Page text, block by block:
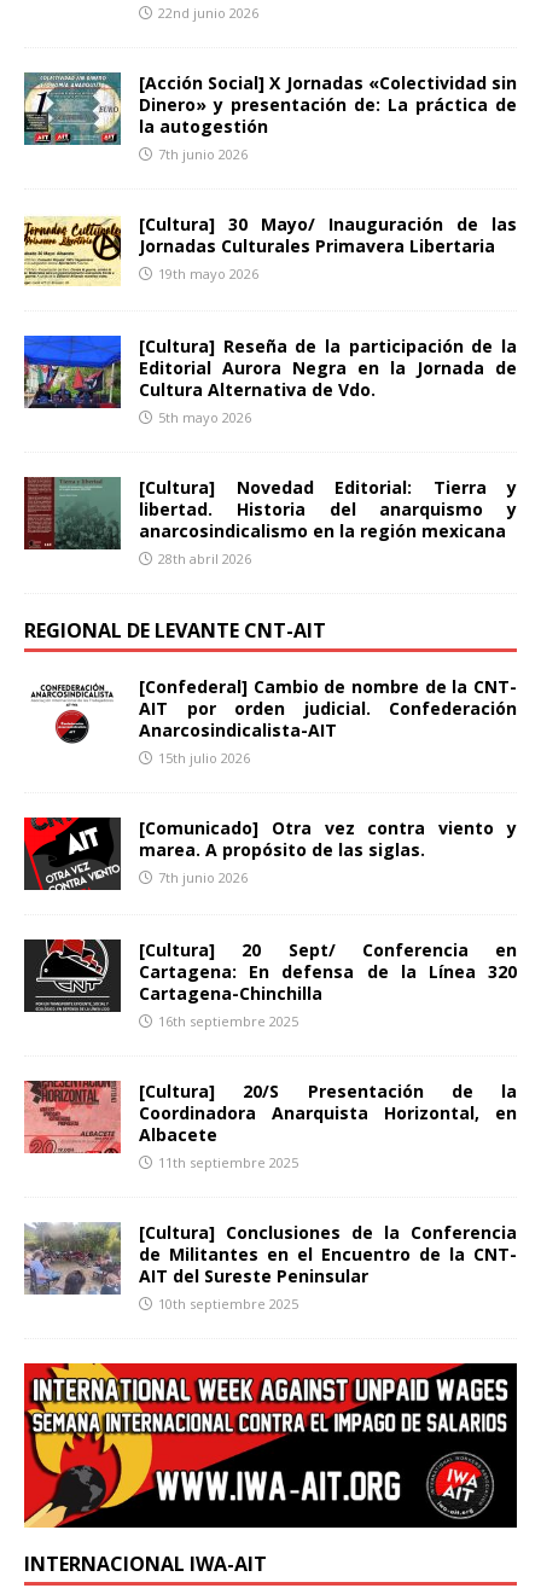
22nd junio 2026
[Acción Social] X Jornadas «Colectividad sin
Dinero» y presentación de: La práctica de
la autogestión
7th junio 2026
[Cultura] 30 Mayo/ Inauguración de las
Jornadas Culturales Primavera Libertaria
19th mayo 2026
[Cultura] Reseña de la participación de la
Editorial Aurora Negra en la Jornada de
Cultura Alternativa de Vdo.
5th mayo 2026
[Cultura] Novedad Editorial: Tierra y
libertad. Historia del anarquismo y
anarcosindicalismo en la región mexicana
28th abril 2026
REGIONAL DE LEVANTE CNT-AIT
[Confederal] Cambio de nombre de la CNT-
AIT por orden judicial. Confederación
Anarcosindicalista-AIT
15th julio 2026
[Comunicado] Otra vez contra viento y
marea. A propósito de las siglas.
7th junio 2026
[Cultura] 20 Sept/ Conferencia en
Cartagena: En defensa de la Línea 320
Cartagena-Chinchilla
16th septiembre 2025
[Cultura] 20/S Presentación de la
Coordinadora Anarquista Horizontal, en
Albacete
11th septiembre 2025
[Cultura] Conclusiones de la Conferencia
de Militantes en el Encuentro de la CNT-
AIT del Sureste Peninsular
10th septiembre 2025
INTERNACIONAL IWA-AIT